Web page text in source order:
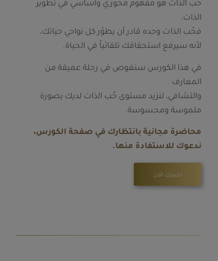
حُب الذات هو مفهوم محوري وأساسي في تطوّير
الذات.
فحُب الذات وحده قادر أن يطوّر كل نواحي حياتك،
لأنه سيرفع استحقاقك تلقائياً في الحياة.
في هذا الكورس سنغوص في رحلة عميقة من
المعارف
والتشافي، لنزيد مستوى حُب الذات لديك بصورة
ملموسة ومحسوسة.
محاضرة مجانية بانتظارك في صفحة الكورس،
ندعوك للاستفادة منها.
اشترك الآن